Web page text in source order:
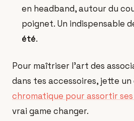
en headband, autour du
poignet. Un indispensable
été.
Pour maîtriser l'art des
dans tes accessoires, jette
chromatique pour assortir
vrai game changer.